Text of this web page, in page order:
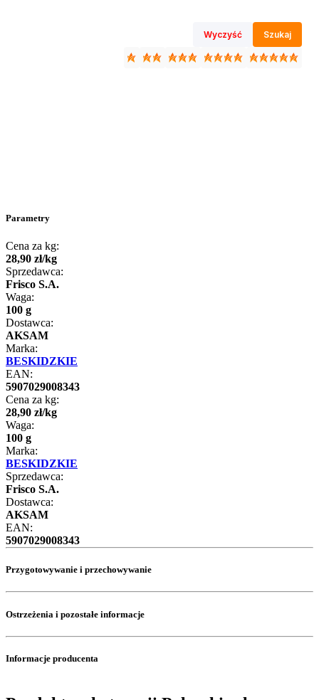
Wyczyść Szukaj
Parametry
Cena za kg:
28,90 zł/kg
Sprzedawca:
Frisco S.A.
Waga:
100 g
Dostawca:
AKSAM
Marka:
BESKIDZKIE
EAN:
5907029008343
Cena za kg:
28,90 zł/kg
Waga:
100 g
Marka:
BESKIDZKIE
Sprzedawca:
Frisco S.A.
Dostawca:
AKSAM
EAN:
5907029008343
Przygotowywanie i przechowywanie
Ostrzeżenia i pozostałe informacje
Informacje producenta